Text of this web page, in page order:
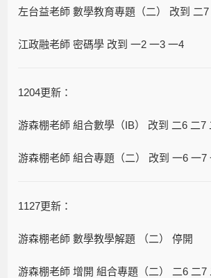
左台益老師 數學教育專題（二） 改到 二
江政融老師 密碼學 改到 一2 一3 一4
1204更新：
游森棚老師 組合數學（IB） 改到 二6 二7
游森棚老師 組合專題（二） 改到 一6 一7
1127更新：
游森棚老師 數學教學解題 （二） 停開
游森棚老師 增開 組合專題（二） 二6 二7